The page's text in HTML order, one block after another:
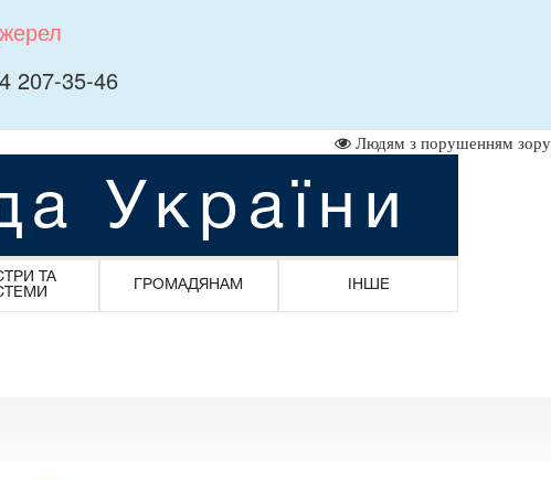
207-35-46
Людям з порушенням зору
України
ТА
ГРОМАДЯНАМ ІНШЕ